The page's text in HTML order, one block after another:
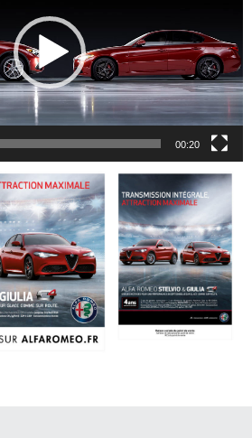
00:20